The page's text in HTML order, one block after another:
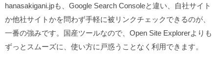
hanasakigani.jpも、Google Search Consoleと違い、自社サイト
か他社サイトかを問わず手軽に被リンクチェックできるのが、
一番の強みです。国産ツールなので、Open Site Explorerよりも
ずっとスムーズに、使い方に戸惑うことなく利用できます。